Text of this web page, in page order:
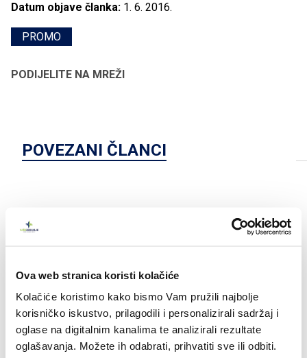
Ova web stranica koristi kolačiće
Kolačiće koristimo kako bismo Vam pružili najbolje
korisničko iskustvo, prilagodili i personalizirali sadržaj i
oglase na digitalnim kanalima te analizirali rezultate
oglašavanja. Možete ih odabrati, prihvatiti sve ili odbiti.
PODIJELITE NA MREŽI
Datum objave članka: 1. 6. 2016.
PROMO
POVEZANI ČLANCI